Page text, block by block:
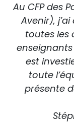
Au CFP des
Avenir),
toutes les
est
toute
présente